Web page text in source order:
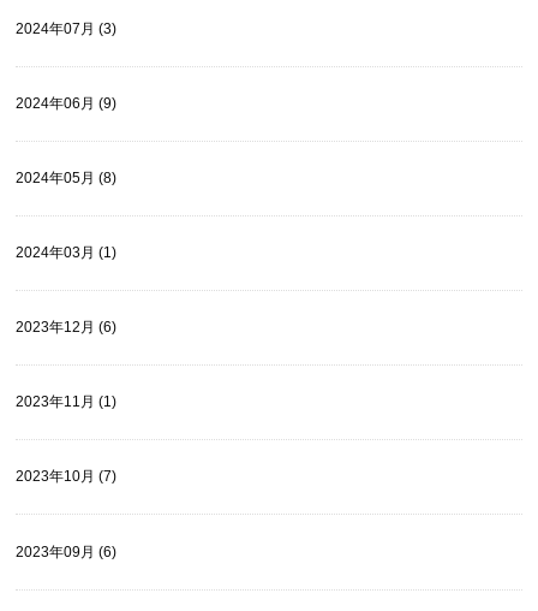
2024年07月 (3)
2024年06月 (9)
2024年05月 (8)
2024年03月 (1)
2023年12月 (6)
2023年11月 (1)
2023年10月 (7)
2023年09月 (6)